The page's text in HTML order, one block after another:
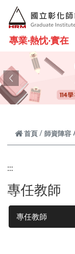
跳到主要內容
專業‧熱忱‧實在
Previous
首頁 師資陣容
:::
專任教師
專任教師